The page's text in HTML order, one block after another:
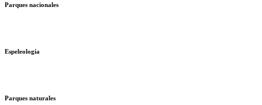
Parques nacionales
Espeleología
Parques naturales